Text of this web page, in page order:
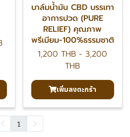
บาล์มน้ำมัน CBD บรรเทา
อาการปวด (PURE
RELIEF) คุณภาพ
พรีเมียม-100%ธรรมชาติ
1,200 THB -3,200
THB
เพิ่มลงตะกร้า
1